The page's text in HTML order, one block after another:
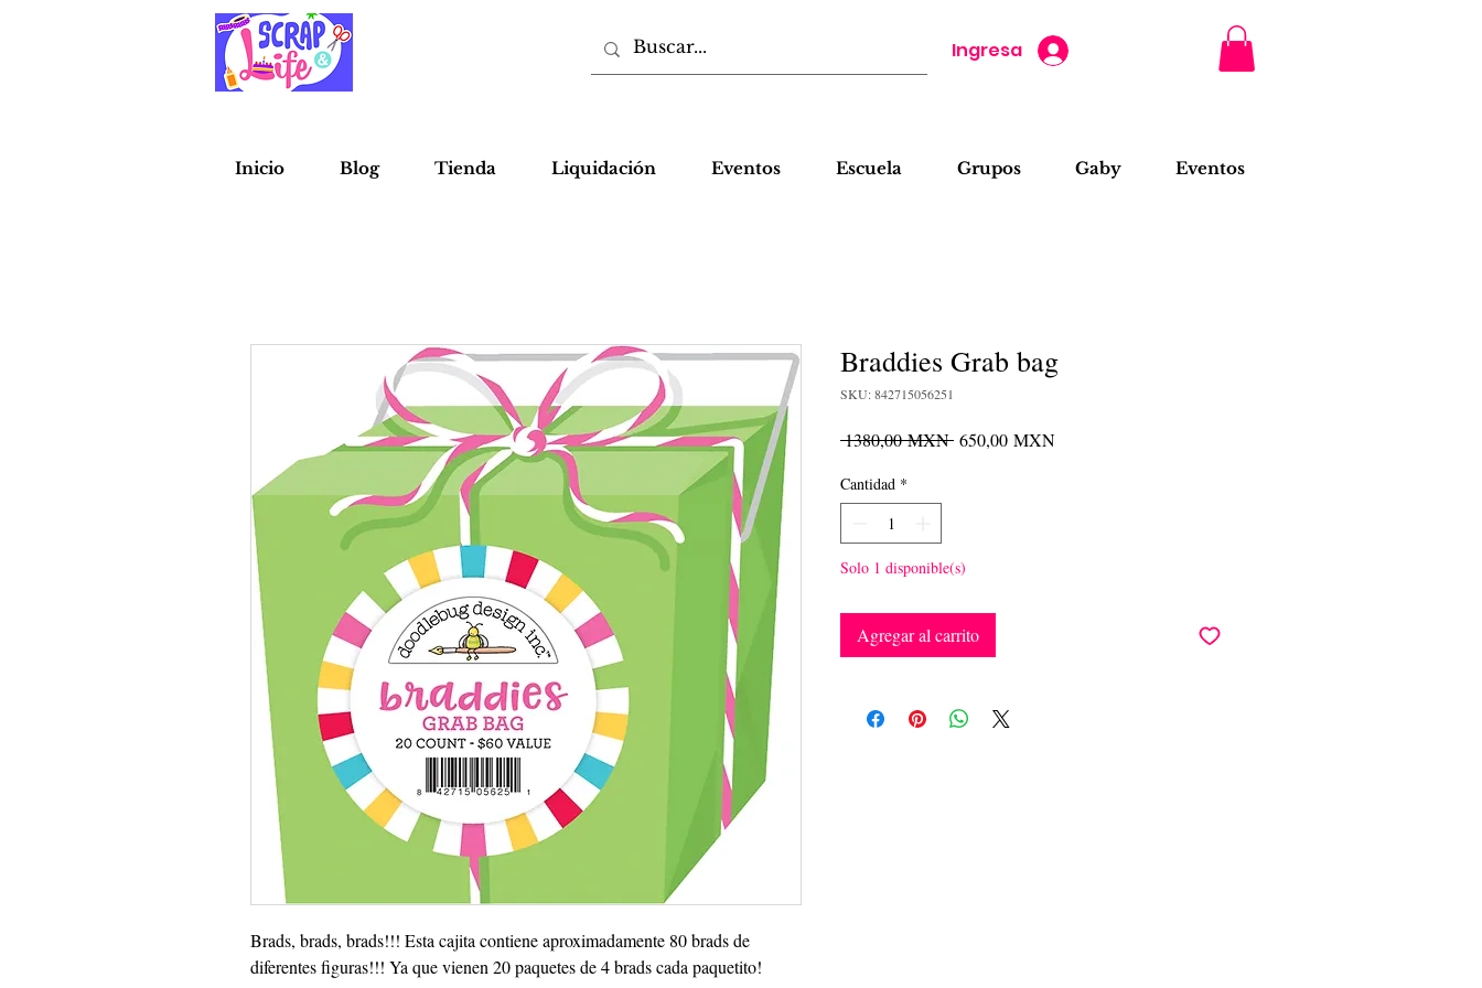
Ingresa
Inicio Blog Tienda Liquidación Eventos Escuela Grupos Gaby Eventos
Brads, brads, brads!!! Esta cajita contiene aproximadamente 80 brads de
diferentes figuras!!! Ya que vienen 20 paquetes de 4 brads cada paquetito!
Braddies Grab bag
SKU: 842715056251
1380,00 MXN Precio
650,00 MXNPrecio
Cantidad *
Solo 1 disponible(s)
Agregar al carrito